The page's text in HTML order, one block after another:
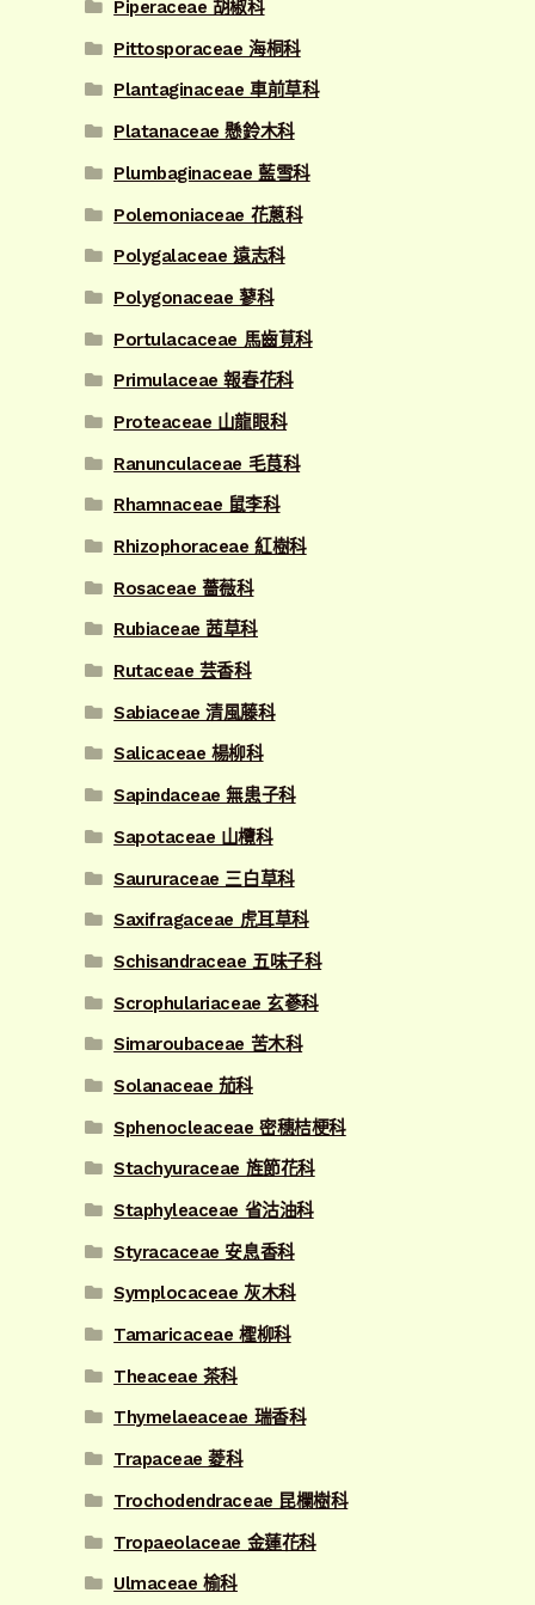
Piperaceae 胡椒科
Pittosporaceae 海桐科
Plantaginaceae 車前草科
Platanaceae 懸鈴木科
Plumbaginaceae 藍雪科
Polemoniaceae 花蔥科
Polygalaceae 遠志科
Polygonaceae 蓼科
Portulacaceae 馬齒莧科
Primulaceae 報春花科
Proteaceae 山龍眼科
Ranunculaceae 毛茛科
Rhamnaceae 鼠李科
Rhizophoraceae 紅樹科
Rosaceae 薔薇科
Rubiaceae 茜草科
Rutaceae 芸香科
Sabiaceae 清風藤科
Salicaceae 楊柳科
Sapindaceae 無患子科
Sapotaceae 山欖科
Saururaceae 三白草科
Saxifragaceae 虎耳草科
Schisandraceae 五味子科
Scrophulariaceae 玄蔘科
Simaroubaceae 苦木科
Solanaceae 茄科
Sphenocleaceae 密穗桔梗科
Stachyuraceae 旌節花科
Staphyleaceae 省沽油科
Styracaceae 安息香科
Symplocaceae 灰木科
Tamaricaceae 檉柳科
Theaceae 茶科
Thymelaeaceae 瑞香科
Trapaceae 菱科
Trochodendraceae 昆欄樹科
Tropaeolaceae 金蓮花科
Ulmaceae 榆科